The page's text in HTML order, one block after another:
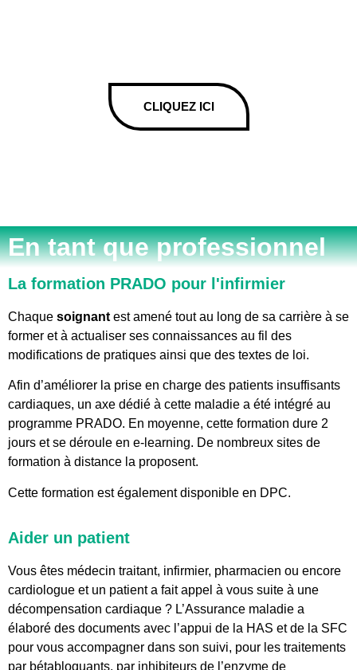
CLIQUEZ ICI
En tant que professionnel
La formation PRADO pour l'infirmier
Chaque soignant est amené tout au long de sa carrière à se
former et à actualiser ses connaissances au fil des
modifications de pratiques ainsi que des textes de loi.
Afin d’améliorer la prise en charge des patients insuffisants
cardiaques, un axe dédié à cette maladie a été intégré au
programme PRADO. En moyenne, cette formation dure 2
jours et se déroule en e-learning. De nombreux sites de
formation à distance la proposent.
Cette formation est également disponible en DPC.
Aider un patient
Vous êtes médecin traitant, infirmier, pharmacien ou encore
cardiologue et un patient a fait appel à vous suite à une
décompensation cardiaque ? L’Assurance maladie a
élaboré des documents avec l’appui de la HAS et de la SFC
pour vous accompagner dans son suivi, pour les traitements
par bétabloquants, par inhibiteurs de l’enzyme de